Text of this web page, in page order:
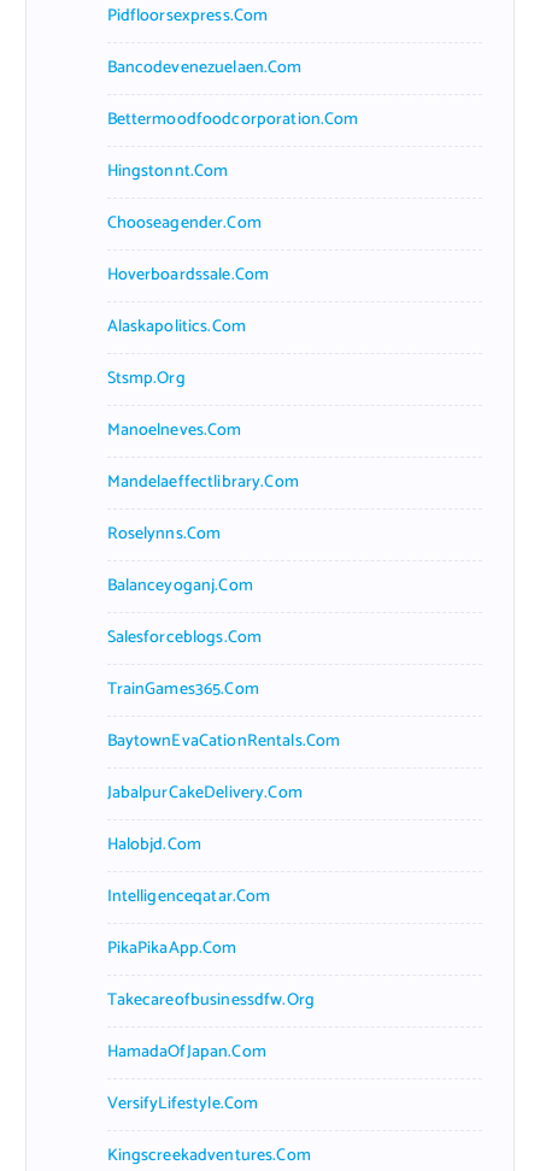
Pidfloorsexpress.com
Bancodevenezuelaen.com
Bettermoodfoodcorporation.com
Hingstonnt.com
Chooseagender.com
Hoverboardssale.com
Alaskapolitics.com
Stsmp.org
Manoelneves.com
Mandelaeffectlibrary.com
Roselynns.com
Balanceyoganj.com
Salesforceblogs.com
TrainGames365.com
BaytownEvaCationRentals.com
JabalpurCakeDelivery.com
Halobjd.com
Intelligenceqatar.com
PikaPikaApp.com
Takecareofbusinessdfw.org
HamadaOfJapan.com
VersifyLifestyle.com
Kingscreekadventures.com